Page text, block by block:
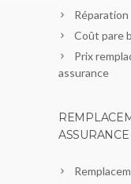
Coût pare
Prix
assurance
ASSURANCE